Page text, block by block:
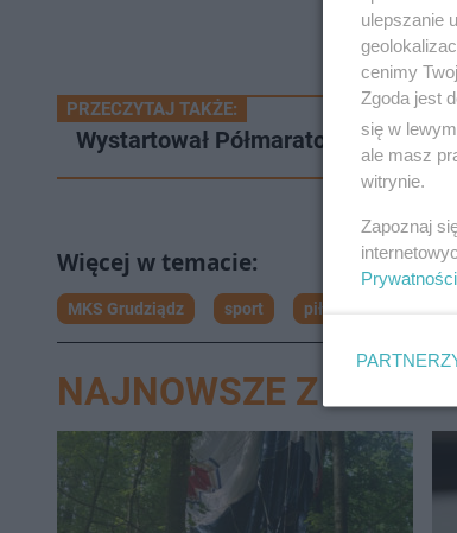
PRZECZYTAJ TAKŻE:
Wystartował Półmaraton z
MKS Grudziądz sport piłka ręczna
NAJNOWSZE Z DZIAŁU
ulepszanie
cenimy
Zgoda jest
się w
ale masz
witrynie.
Zapoznaj
Prywatności